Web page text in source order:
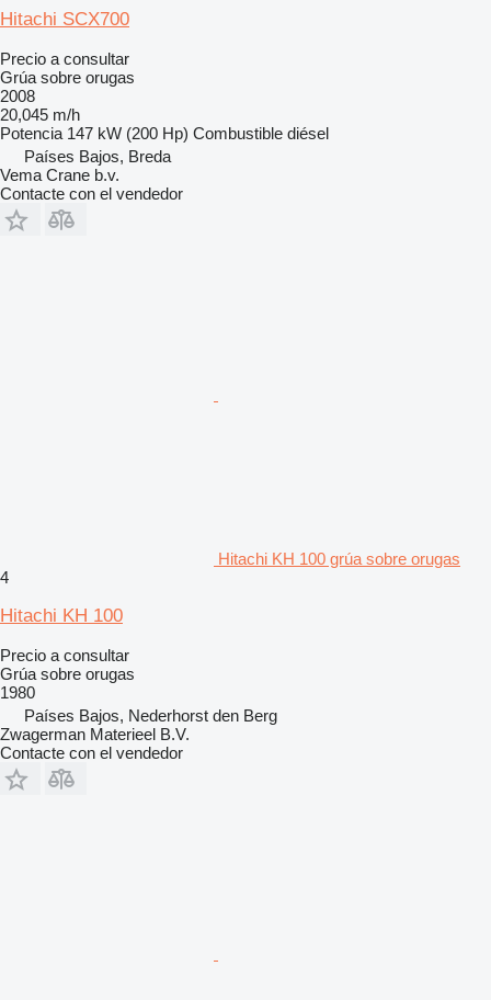
Hitachi SCX700
Precio a consultar
Grúa sobre orugas
2008
20,045 m/h
Potencia 147 kW (200 Hp) Combustible diésel
Países Bajos, Breda
Vema Crane b.v.
Contacte con el vendedor
Hitachi KH 100 grúa sobre orugas
4
Hitachi KH 100
Precio a consultar
Grúa sobre orugas
1980
Países Bajos, Nederhorst den Berg
Zwagerman Materieel B.V.
Contacte con el vendedor